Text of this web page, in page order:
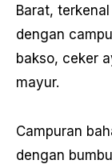
Barat,
dengan
bakso, ceker
mayur.
Campuran
dengan